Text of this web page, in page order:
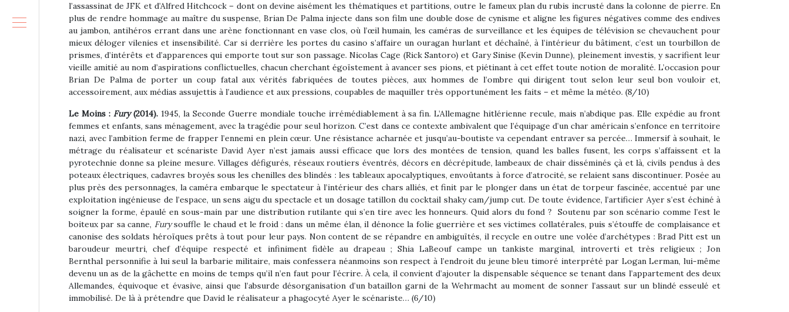
l’assassinat de JFK et d’Alfred Hitchcock – dont on devine aisément les thématiques et partitions, outre le fameux plan du rubis incrusté dans la colonne de pierre. En
plus de rendre hommage au maître du suspense, Brian De Palma injecte dans son film une double dose de cynisme et aligne les figures négatives comme des endives
au jambon, antihéros errant dans une arène fonctionnant en vase clos, où l’œil humain, les caméras de surveillance et les équipes de télévision se chevauchent pour
mieux déloger vilenies et insensibilité. Car si derrière les portes du casino s’affaire un ouragan hurlant et déchaîné, à l’intérieur du bâtiment, c’est un tourbillon de
prismes, d’intérêts et d’apparences qui emporte tout sur son passage. Nicolas Cage (Rick Santoro) et Gary Sinise (Kevin Dunne), pleinement investis, y sacrifient leur
vieille amitié au nom d’aspirations conflictuelles, chacun cherchant égoïstement à avancer ses pions, et piétinant à cet effet toute notion de moralité. L’occasion pour
Brian De Palma de porter un coup fatal aux vérités fabriquées de toutes pièces, aux hommes de l’ombre qui dirigent tout selon leur seul bon vouloir et,
accessoirement, aux médias assujettis à l’audience et aux pressions, coupables de maquiller très opportunément les faits – et même la météo. (8/10)
Le Moins : Fury(2014).1945, la Seconde Guerre mondiale touche irrémédiablement à sa fin. L’Allemagne hitlérienne recule, mais n’abdique pas. Elle expédie au front
femmes et enfants, sans ménagement, avec la tragédie pour seul horizon. C’est dans ce contexte ambivalent que l’équipage d’un char américain s’enfonce en territoire
nazi, avec l’ambition ferme de frapper l’ennemi en plein cœur. Une résistance acharnée et jusqu’au-boutiste va cependant entraver sa percée… Immersif à souhait, le
métrage du réalisateur et scénariste David Ayer n’est jamais aussi efficace que lors des montées de tension, quand les balles fusent, les corps s’affaissent et la
pyrotechnie donne sa pleine mesure. Villages défigurés, réseaux routiers éventrés, décors en décrépitude, lambeaux de chair disséminés çà et là, civils pendus à des
poteaux électriques, cadavres broyés sous les chenilles des blindés : les tableaux apocalyptiques, envoûtants à force d’atrocité, se relaient sans discontinuer. Posée au
plus près des personnages, la caméra embarque le spectateur à l’intérieur des chars alliés, et finit par le plonger dans un état de torpeur fascinée, accentué par une
exploitation ingénieuse de l’espace, un sens aigu du spectacle et un dosage tatillon du cocktail shaky cam/jump cut. De toute évidence, l’artificier Ayer s’est échiné à
soigner la forme, épaulé en sous-main par une distribution rutilante qui s’en tire avec les honneurs. Quid alors du fond ? Soutenu par son scénario comme l’est le
boiteux par sa canne, Furysouffle le chaud et le froid : dans un même élan, il dénonce la folie guerrière et ses victimes collatérales, puis s’étouffe de complaisance et
canonise des soldats héroïques prêts à tout pour leur pays. Non content de se répandre en ambiguïtés, il recycle en outre une volée d’archétypes : Brad Pitt est un
baroudeur meurtri, chef d’équipe respecté et infiniment fidèle au drapeau ; Shia LaBeouf campe un tankiste marginal, introverti et très religieux ; Jon
Bernthal personnifie à lui seul la barbarie militaire, mais confessera néanmoins son respect à l’endroit du jeune bleu timoré interprété par Logan Lerman, lui-même
devenu un as de la gâchette en moins de temps qu’il n’en faut pour l’écrire. À cela, il convient d’ajouter la dispensable séquence se tenant dans l’appartement des deux
Allemandes, équivoque et évasive, ainsi que l’absurde désorganisation d’un bataillon garni de la Wehrmacht au moment de sonner l’assaut sur un blindé esseulé et
immobilisé. De là à prétendre que David le réalisateur a phagocyté Ayer le scénariste… (6/10)